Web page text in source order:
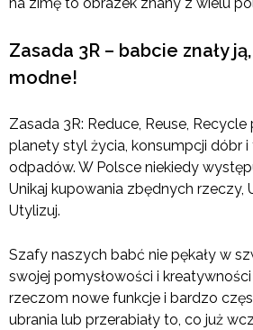
Zasada 3R – babcie znały
modne!
Zasada 3R: Reduce, Reuse,
planety styl życia, konsumpcji dóbr
odpadów. W Polsce niekiedy
Unikaj kupowania zbędnych rzeczy,
Utylizuj.
Szafy naszych babć nie pękały w
swojej pomysłowości i
rzeczom nowe funkcje i bardzo
ubrania lub przerabiały to, co już